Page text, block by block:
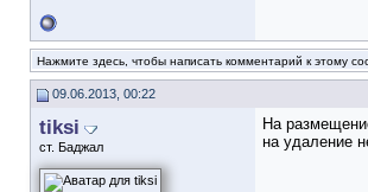
Нажмите здесь, чтобы написать комментарий к этому
09.06.2013, 00:22
tiksi
ст. Баджал
На
на удаление